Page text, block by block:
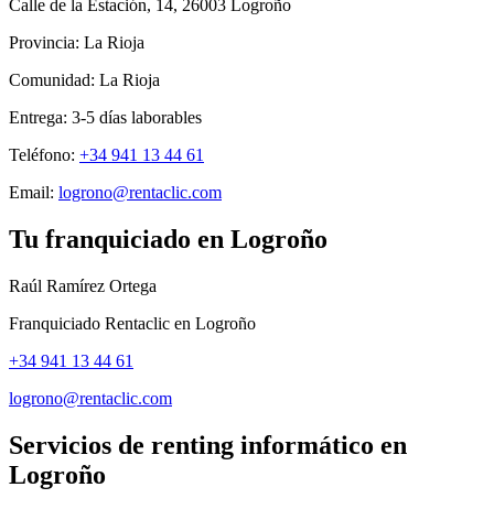
Calle de la Estación, 14, 26003 Logroño
Provincia: La Rioja
Comunidad: La Rioja
Entrega: 3-5 días laborables
Teléfono: +34 941 13 44 61
Email: logrono@rentaclic.com
Tu franquiciado en Logroño
Raúl Ramírez Ortega
Franquiciado Rentaclic en Logroño
+34 941 13 44 61
logrono@rentaclic.com
Servicios de renting informático en
Logroño